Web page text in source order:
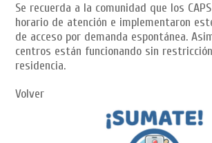
Se recuerda a la comunidad que los
horario de atención e implementaron
de acceso por demanda espontánea.
centros están funcionando sin
residencia.
Volver